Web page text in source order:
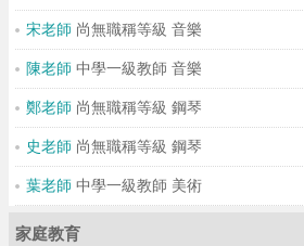
宋老師 尚無職稱等級 音樂
陳老師 中學一級教師 音樂
鄭老師 尚無職稱等級 鋼琴
史老師 尚無職稱等級 鋼琴
葉老師 中學一級教師 美術
家庭教育